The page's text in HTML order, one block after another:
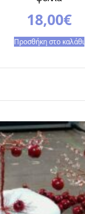
18,00€
Προσθήκη στο καλάθι